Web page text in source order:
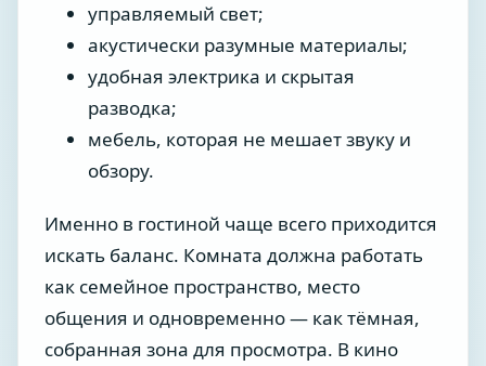
управляемый свет;
акустически разумные материалы;
удобная электрика и скрытая
разводка;
мебель, которая не мешает звуку и
обзору.
Именно в гостиной чаще всего приходится
искать баланс. Комната должна работать
как семейное пространство, место
общения и одновременно — как тёмная,
собранная зона для просмотра. В кино